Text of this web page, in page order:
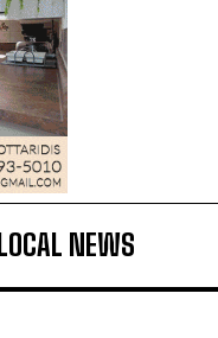
LOCAL NEWS